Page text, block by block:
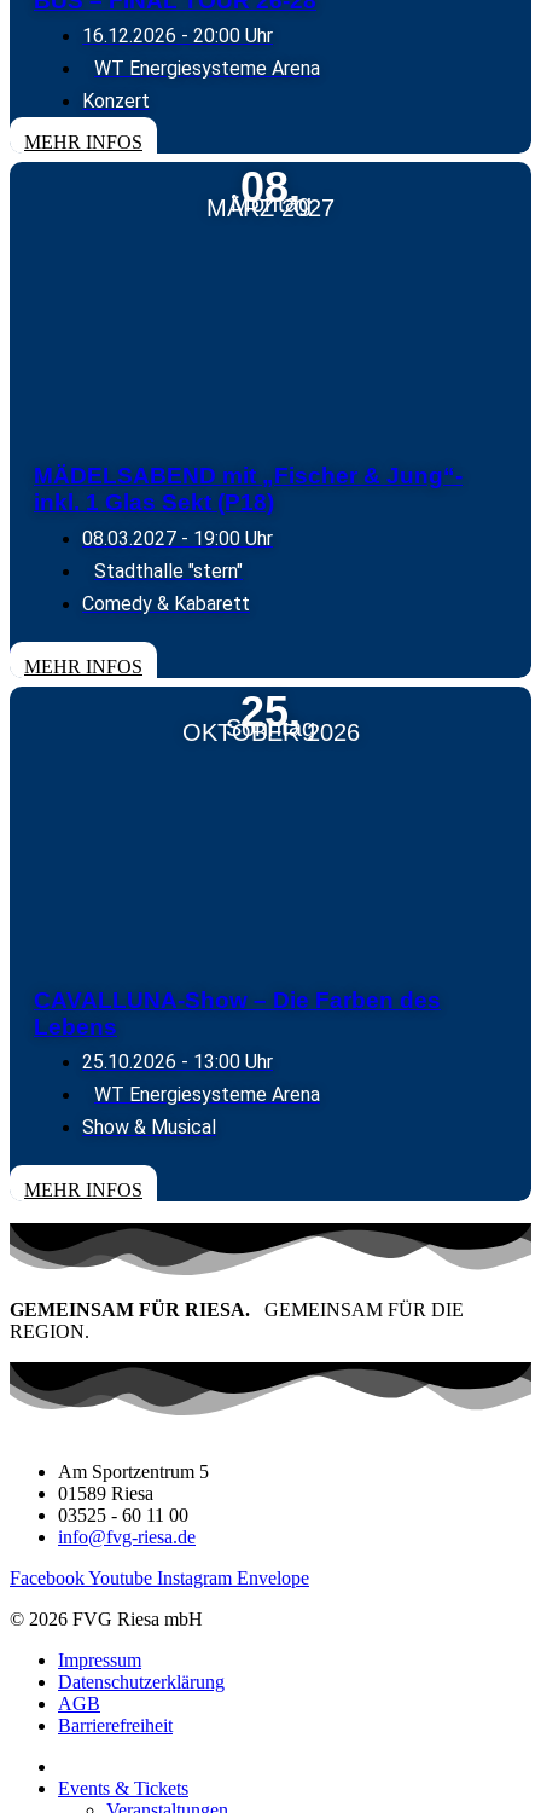
16.12.2026 - 20:00 Uhr
WT Energiesysteme Arena
Konzert
MEHR INFOS
08.
MÄRZ 2027
Montag
MÄDELSABEND mit „Fischer & Jung“-
inkl. 1 Glas Sekt (P18)
08.03.2027 - 19:00 Uhr
Stadthalle "stern"
Comedy & Kabarett
TICKETS
MEHR INFOS
25.
OKTOBER 2026
Sonntag
CAVALLUNA-Show – Die Farben des
Lebens
25.10.2026 - 13:00 Uhr
WT Energiesysteme Arena
Show & Musical
TICKETS
MEHR INFOS
GEMEINSAM FÜR RIESA. GEMEINSAM FÜR DIE
REGION.
Am Sportzentrum 5
01589 Riesa
03525 - 60 11 00
info@fvg-riesa.de
FacebookYoutube Instagram Envelope
© 2026 FVG Riesa mbH
Impressum
Datenschutzerklärung
AGB
Barrierefreiheit
Events & Tickets